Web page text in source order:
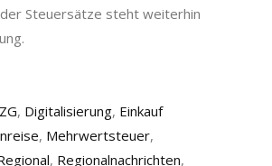
Steuersätze steht weiterhin
, Digitalisierung, Einkauf
, Mehrwertsteuer,
, Regionalnachrichten,